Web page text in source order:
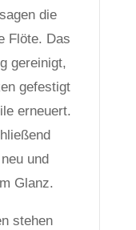
die
Flöte. Das
gereinigt,
gefestigt
erneuert.
und
Glanz.
stehen